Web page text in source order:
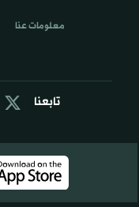
تابعنا
معلومات عنا